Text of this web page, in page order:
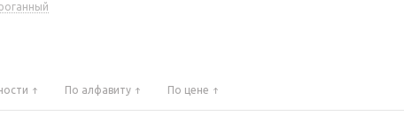
По алфавиту По цене